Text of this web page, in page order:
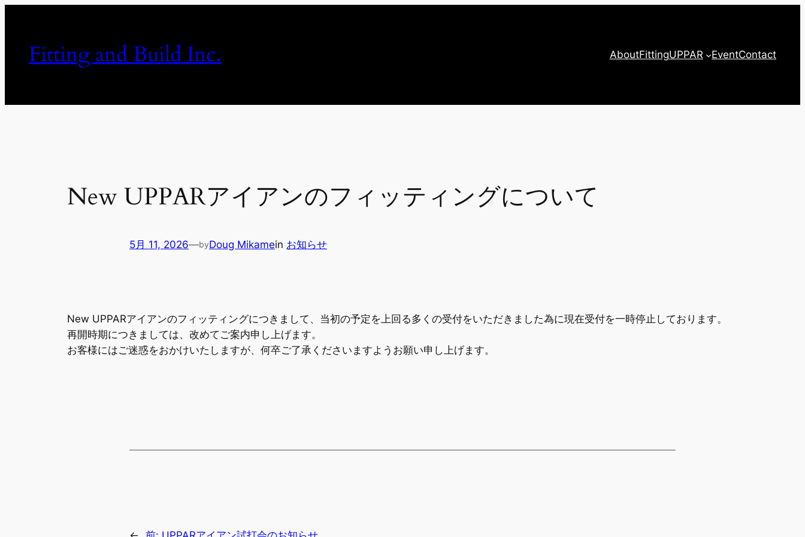
プ
Fitting and Build Inc. AboutFittingUPPAR EventContact
New UPPARアイアンのフィッティングについて
5月 11, 2026—byDoug Mikamein お知らせ
New UPPARアイアンのフィッティングにつきまして、当初の予定を上回る多くの受付をいただきました為に現在受付を一時停止しております。
再開時期につきましては、改めてご案内申し上げます。
お客様にはご迷惑をおかけいたしますが、何卒ご了承くださいますようお願い申し上げます。